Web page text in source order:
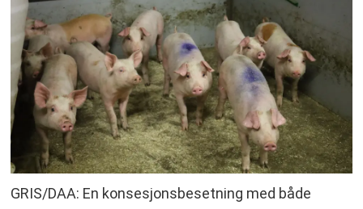
GRIS/DAA: En konsesjonsbesetning med både